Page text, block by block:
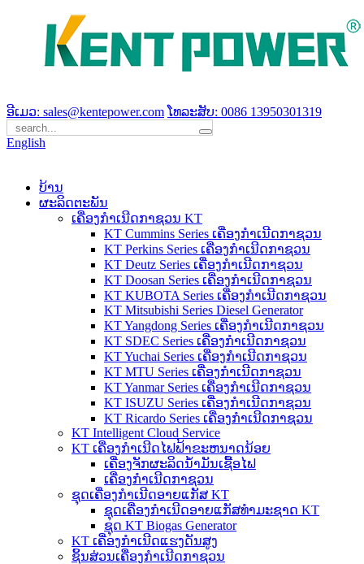
ອີເມວ: sales@kentepower.com ໂທລະສັບ: 0086 13950301319
English
ບ້ານ
ຜະລິດຕະພັນ
ເຄື່ອງກໍາເນີດກາຊວນ KT
KT Cummins Series ເຄື່ອງກໍາເນີດກາຊວນ
KT Perkins Series ເຄື່ອງກໍາເນີດກາຊວນ
KT Deutz Series ເຄື່ອງກໍາເນີດກາຊວນ
KT Doosan Series ເຄື່ອງກໍາເນີດກາຊວນ
KT KUBOTA Series ເຄື່ອງກໍາເນີດກາຊວນ
KT Mitsubishi Series Diesel Generator
KT Yangdong Series ເຄື່ອງກໍາເນີດກາຊວນ
KT SDEC Series ເຄື່ອງກໍາເນີດກາຊວນ
KT Yuchai Series ເຄື່ອງກໍາເນີດກາຊວນ
KT MTU Series ເຄື່ອງກໍາເນີດກາຊວນ
KT Yanmar Series ເຄື່ອງກໍາເນີດກາຊວນ
KT ISUZU Series ເຄື່ອງກໍາເນີດກາຊວນ
KT Ricardo Series ເຄື່ອງກໍາເນີດກາຊວນ
KT Intelligent Cloud Service
KT ເຄື່ອງກໍາເນີດໄຟຟ້າຂະຫນາດນ້ອຍ
ເຄື່ອງຈັກຜະລິດນໍ້າມັນເຊື້ອໄຟ
ເຄື່ອງກໍາເນີດກາຊວນ
ຊຸດເຄື່ອງກໍາເນີດອາຍແກັສ KT
ຊຸດເຄື່ອງກໍາເນີດອາຍແກັສທໍາມະຊາດ KT
ຊຸດ KT Biogas Generator
KT ເຄື່ອງກໍາເນີດແຮງດັນສູງ
ຊິ້ນສ່ວນເຄື່ອງກໍາເນີດກາຊວນ